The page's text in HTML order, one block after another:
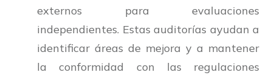
externos para evaluaciones
independientes. Estas auditorías ayudan a
identificar áreas de mejora y a mantener
la conformidad con las regulaciones